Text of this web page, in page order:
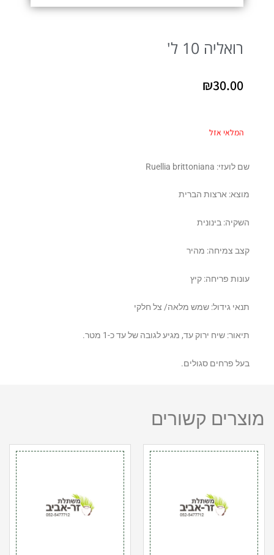
רואליה 10 ל'
₪30.00
המלאי אזל
שם לועזי: Ruellia brittoniana
מוצא: ארצות הברית
השקיה: בינונית
קצב צמיחה: מהיר
עונות פריחה: קיץ
תנאי גידול: שמש מלאה/ צל חלקי
תיאור: שיח ירוק עד, מגיע לגובה של עד כ-1 מטר.
בעל פרחים סגולים.
מוצרים קשורים
כמות
של
דייטס
גרנדיפלורה(גדולת
פרחים
10
ליטר
כמות
של
ביפי
/פילודנדרון/
קסנדו
10
ליטר